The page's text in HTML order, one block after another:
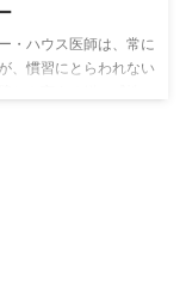
・ハウス医師は、常に
、慣習にとらわれない